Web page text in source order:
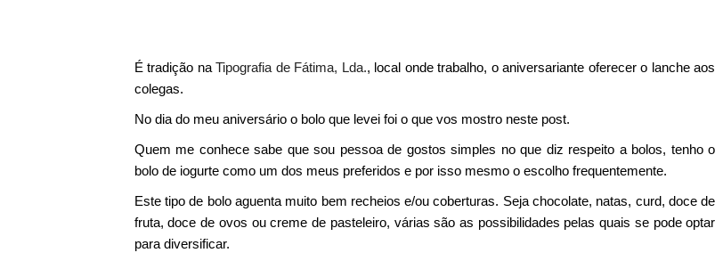
É tradição naTipografia de Fátima, Lda., local onde trabalho, o aniversariante oferecer o lanche aos
colegas.
No dia do meu aniversário o bolo que levei foi o que vos mostro neste post.
Quem me conhece sabe que sou pessoa de gostos simples no que diz respeito a bolos, tenho o
bolo de iogurte como um dos meus preferidos e por isso mesmo o escolho frequentemente.
Este tipo de bolo aguenta muito bem recheios e/ou coberturas. Seja chocolate, natas, curd, doce de
fruta, doce de ovos ou creme de pasteleiro, várias são as possibilidades pelas quais se pode optar
para diversificar.